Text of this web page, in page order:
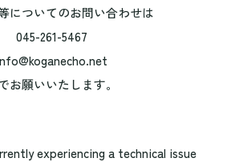
についてのお問い合わせは
045-261-5467
お願いいたします。
experiencing a technical issue